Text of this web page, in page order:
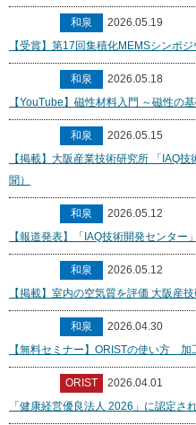
和泉
2026.05.19
【受賞】第17回集積化MEMSシンポ
和泉
2026.05.18
【YouTube】磁性材料入門 ～磁性の
和泉
2026.05.15
【掲載】大阪産業技術研究所 「IAQ
聞）
和泉
2026.05.12
【報道発表】「IAQ技術開発センター
和泉
2026.05.12
【掲載】室内の空気質を評価 大阪産
和泉
2026.04.30
【無料セミナー】ORISTの使い方 加
ORIST
2026.04.01
「健康経営優良法人 2026」に認定さ